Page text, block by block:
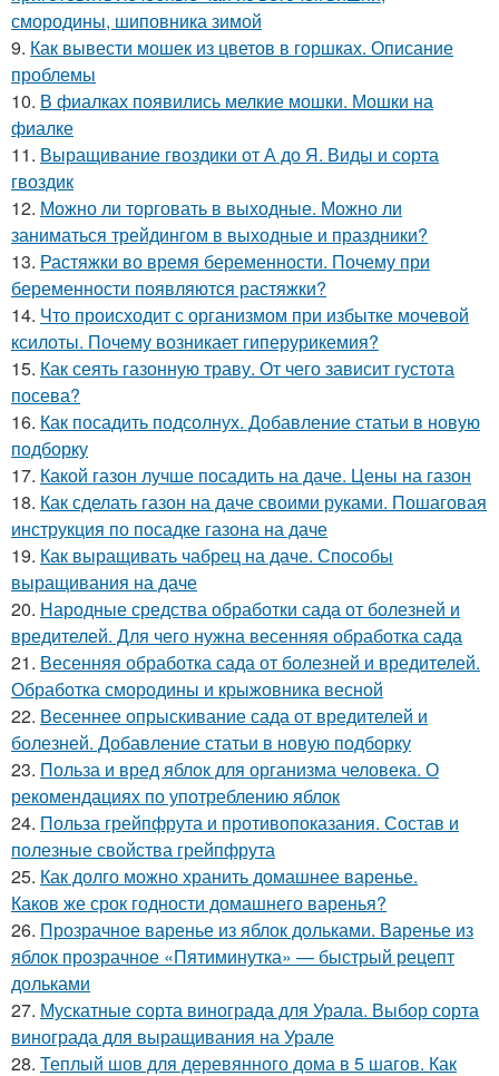
смородины, шиповника зимой
9. Как вывести мошек из цветов в горшках. Описание
проблемы
10. В фиалках появились мелкие мошки. Мошки на
фиалке
11. Выращивание гвоздики от А до Я. Виды и сорта
гвоздик
12. Можно ли торговать в выходные. Можно ли
заниматься трейдингом в выходные и праздники?
13. Растяжки во время беременности. Почему при
беременности появляются растяжки?
14. Что происходит с организмом при избытке мочевой
ксилоты. Почему возникает гиперурикемия?
15. Как сеять газонную траву. От чего зависит густота
посева?
16. Как посадить подсолнух. Добавление статьи в новую
подборку
17. Какой газон лучше посадить на даче. Цены на газон
18. Как сделать газон на даче своими руками. Пошаговая
инструкция по посадке газона на даче
19. Как выращивать чабрец на даче. Способы
выращивания на даче
20. Народные средства обработки сада от болезней и
вредителей. Для чего нужна весенняя обработка сада
21. Весенняя обработка сада от болезней и вредителей.
Обработка смородины и крыжовника весной
22. Весеннее опрыскивание сада от вредителей и
болезней. Добавление статьи в новую подборку
23. Польза и вред яблок для организма человека. О
рекомендациях по употреблению яблок
24. Польза грейпфрута и противопоказания. Состав и
полезные свойства грейпфрута
25. Как долго можно хранить домашнее варенье.
Каков же срок годности домашнего варенья?
26. Прозрачное варенье из яблок дольками. Варенье из
яблок прозрачное «Пятиминутка» — быстрый рецепт
дольками
27. Мускатные сорта винограда для Урала. Выбор сорта
винограда для выращивания на Урале
28. Теплый шов для деревянного дома в 5 шагов. Как